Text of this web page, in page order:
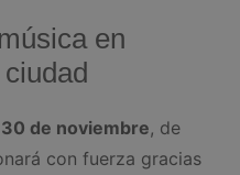
en
de noviembre, de
con fuerza gracias